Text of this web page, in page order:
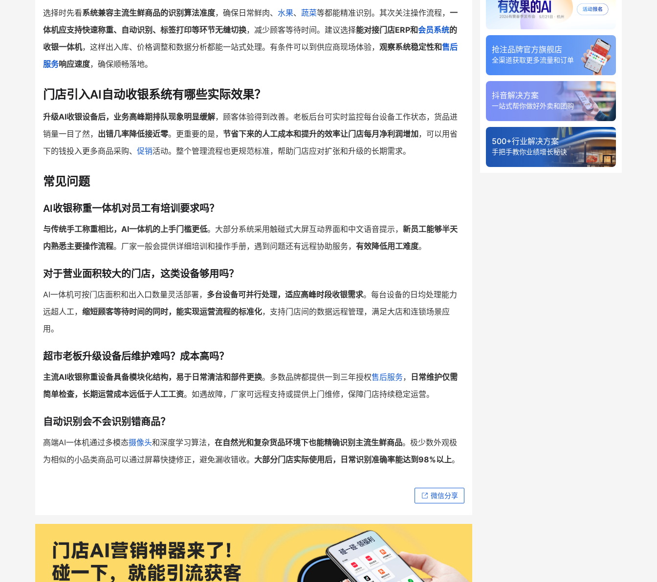
选择时先看系统兼容主流生鲜商品的识别算法准度，确保日常鲜肉、 水果、 蔬菜等都能精准识别。其次关注操作流程， 一
体机应支持快速称重、自动识别、标签打印等环节无缝切换，减少顾客等待时间。建议选择能对接门店ERP和会员系统的
收银一体机，这样出入库、价格调整和数据分析都能一站式处理。有条件可以到供应商现场体验， 观察系统稳定性和售后
服务响应速度，确保顺畅落地。
门店引入AI自动收银系统有哪些实际效果？
升级AI收银设备后，业务高峰期排队现象明显缓解，顾客体验得到改善。老板后台可实时监控每台设备工作状态，货品进
销量一目了然， 出错几率降低接近零。更重要的是， 节省下来的人工成本和提升的效率让门店每月净利润增加，可以用省
下的钱投入更多商品采购、 促销活动。整个管理流程也更规范标准，帮助门店应对扩张和升级的长期需求。
常见问题
AI收银称重一体机对员工有培训要求吗？
与传统手工称重相比，AI一体机的上手门槛更低。大部分系统采用触碰式大屏互动界面和中文语音提示， 新员工能够半天
内熟悉主要操作流程。厂家一般会提供详细培训和操作手册，遇到问题还有远程协助服务， 有效降低用工难度。
对于营业面积较大的门店，这类设备够用吗？
AI一体机可按门店面积和出入口数量灵活部署， 多台设备可并行处理，适应高峰时段收银需求。每台设备的日均处理能力
远超人工， 缩短顾客等待时间的同时，能实现运营流程的标准化，支持门店间的数据远程管理，满足大店和连锁场景应
用。
超市老板升级设备后维护难吗？成本高吗？
主流AI收银称重设备具备模块化结构，易于日常清洁和部件更换。多数品牌都提供一到三年授权售后服务，
日常维护仅需
简单检查，长期运营成本远低于人工工资。如遇故障，厂家可远程支持或提供上门维修，保障门店持续稳定运营。
自动识别会不会识别错商品？
高端AI一体机通过多模态摄像头和深度学习算法， 在自然光和复杂货品环境下也能精确识别主流生鲜商品。极少数外观极
为相似的小品类商品可以通过屏幕快捷修正，避免漏收错收。 大部分门店实际使用后，日常识别准确率能达到98%以上。
微信分享
抢注品牌官方旗舰店
全渠道获取更多流量和订单
抖音解决方案
一站式帮你做好外卖和团购
500+行业解决方案
手把手教你业绩增长秘诀